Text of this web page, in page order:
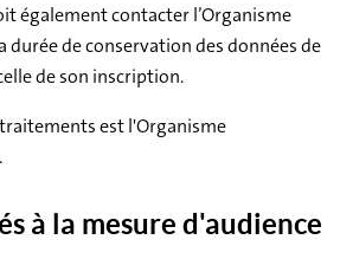
également contacter l’Organisme
durée de conservation des données de
de son inscription.
est l'Organisme
à la mesure d'audience